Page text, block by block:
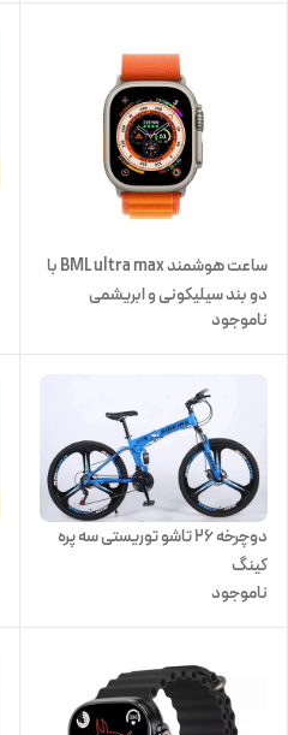
ساعت هوشمند BML ultra max با
دو بند سیلیکونی و ابریشمی
ناموجود
دوچرخه ۲۶ تاشو توریستی سه پره
کینگ
ناموجود